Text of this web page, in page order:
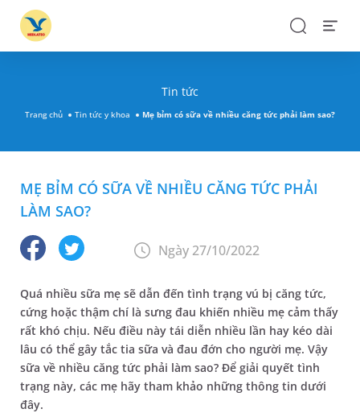
SearchOpen
Tin tức
Trang chủ Tin tức y khoa Mẹ bỉm có sữa về nhiều căng tức phải làm sao?
MẸ BỈM CÓ SỮA VỀ NHIỀU CĂNG TỨC PHẢI
LÀM SAO?
Ngày 27/10/2022
Quá nhiều sữa mẹ sẽ dẫn đến tình trạng vú bị căng tức,
cứng hoặc thậm chí là sưng đau khiến nhiều mẹ cảm thấy
rất khó chịu. Nếu điều này tái diễn nhiều lần hay kéo dài
lâu có thể gây tắc tia sữa và đau đớn cho người mẹ. Vậy
sữa về nhiều căng tức phải làm sao? Để giải quyết tình
trạng này, các mẹ hãy tham khảo những thông tin dưới
đây.